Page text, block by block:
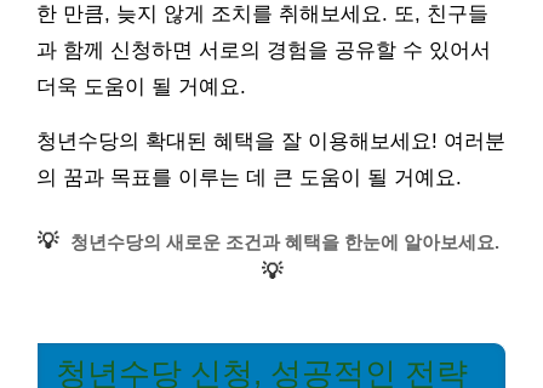
한 만큼, 늦지 않게 조치를 취해보세요. 또, 친구들
과 함께 신청하면 서로의 경험을 공유할 수 있어서
더욱 도움이 될 거예요.
청년수당의 확대된 혜택을 잘 이용해보세요! 여러분
의 꿈과 목표를 이루는 데 큰 도움이 될 거예요.
💡 청년수당의 새로운 조건과 혜택을 한눈에 알아보세요.
💡
청년수당 신청, 성공적인 전략